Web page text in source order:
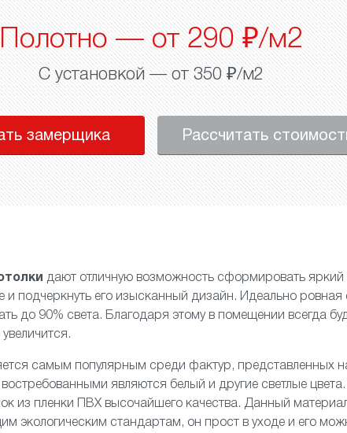
Полотно — от 290 ₽/м2
С установкой — от 350 ₽/м2
замерщика Рассчитать
дают отличную возможность сформировать
и подчеркнуть его изысканный дизайн. Идеально
до 90% света. Благодаря этому в помещении всегда
самым популярным среди фактур, представленных
являются белый и другие светлые
из пленки ПВХ высочайшего качества. Данный
экологическим стандартам, он прост в уходе и его